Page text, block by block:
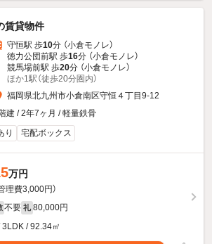
賃貸物件
守恒駅 歩10分 （小倉モノレ）
徳力公団前駅 歩16分 （小倉モノレ）
競馬場前駅 歩20分 （小倉モノレ）
ほか1駅（徒歩20分圏内）
福岡県北九州市小倉南区守恒４丁目9-12
建 / 2年7ヶ月 / 軽量鉄骨
り 宅配ボックス
万円
管理費3,000円）
不要 礼 80,000円
3LDK / 92.34㎡